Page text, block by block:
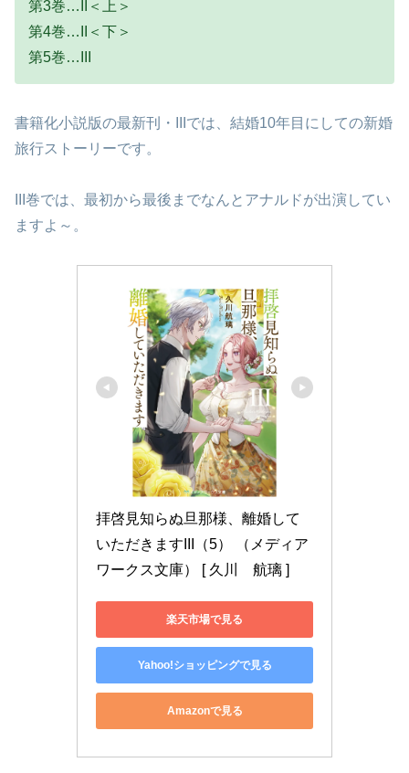
第3巻…II＜上＞
第4巻…II＜下＞
第5巻…III
書籍化小説版の最新刊・IIIでは、結婚10年目にしての新婚
旅行ストーリーです。
III巻では、最初から最後までなんとアナルドが出演してい
ますよ～。
拝啓見知らぬ旦那様、離婚して
いただきますIII（5） （メディア
ワークス文庫） [ 久川　航璃 ]
楽天市場で見る
Yahoo!ショッピングで見る
Amazonで見る